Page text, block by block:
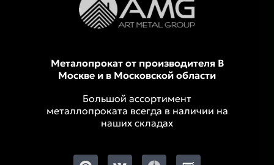
Металопрокат от производителя В
Москве и в Московской области
Большой ассортимент
металлопроката всегда в наличии на
наших складах